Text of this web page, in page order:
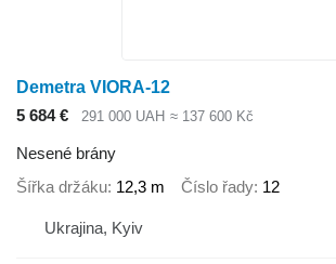
Demetra VIORA-12
5 684 €
291 000 UAH ≈ 137 600 Kč
Nesené brány
Šířka držáku 12,3 m Číslo řady 12
Ukrajina, Kyiv